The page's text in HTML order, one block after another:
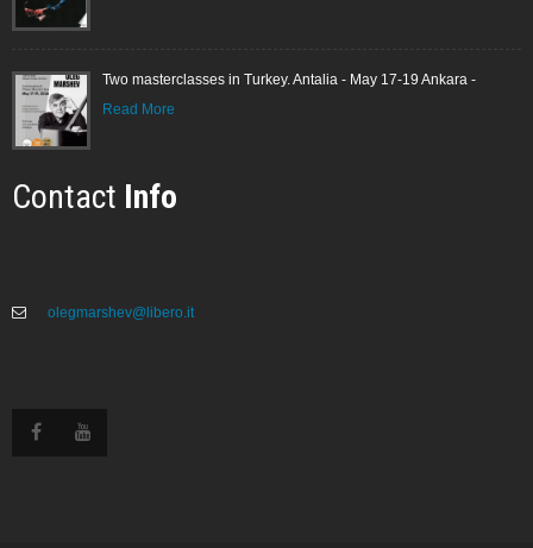
Two masterclasses in Turkey. Antalia - May 17-19 Ankara -
Read More
Contact Info
olegmarshev@libero.it